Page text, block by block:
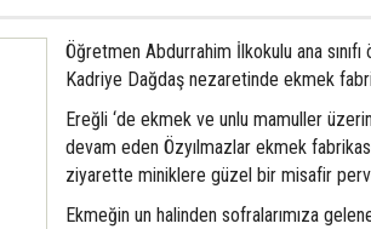
Öğretmen Abdurrahim İlkokulu ana
Kadriye Dağdaş nezaretinde ekmek
Ereğli ‘de ekmek ve unlu mamuller
devam eden Özyılmazlar ekmek
ziyarette miniklere güzel bir misafir
Ekmeğin un halinden sofralarımıza